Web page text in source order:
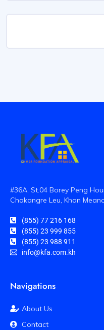
#36A, St.04 Borey Peng
Chakangre Leu, Khan
(855) 77 216 168
(855) 23 999 855
(855) 23 988 911
info@kfa.com.kh
Navigations
About Us
Contact